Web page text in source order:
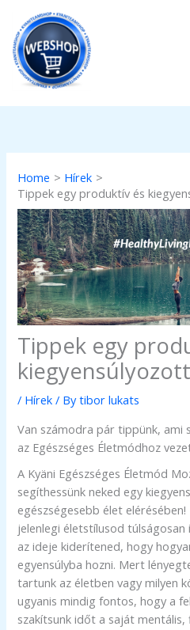
content
Home
Hírek
Tippek egy produktív és
Tippek egy
/ Hírek / Bytibor lukats
Van számodra pár tippünk, ami
az Egészséges Életmódhoz
A Kyäni Egészséges Életmód
segíthessünk neked egy
egészségesebb élet
jelenlegi életstílusod
az ideje kiderítened, hogy
egyensúlyba hozni. Mert
tartunk az életben vagy milyen
ugyanis mindig fontos, hogy a
szakítsunk időt a saját mentális,